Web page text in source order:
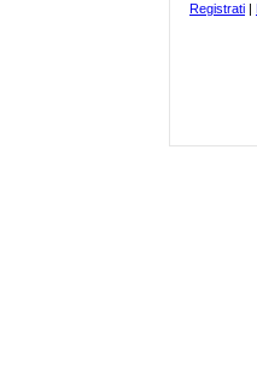
Registrati